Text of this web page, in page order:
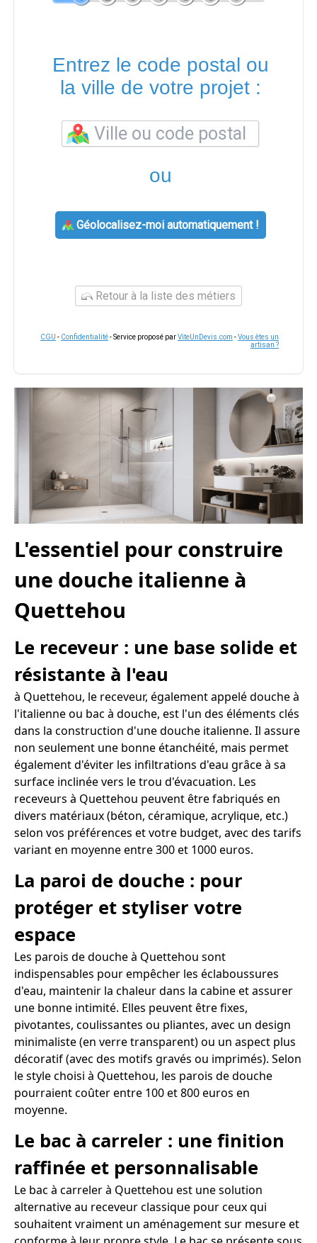
Entrez le code postal ou
la ville de votre projet :
ou
Géolocalisez-moi automatiquement !
Retour à la liste des métiers
CGU - Confidentialité- Service proposé parViteUnDevis.com -Vous êtes un
artisan ?
L'essentiel pour construire
une douche italienne à
Quettehou
Le receveur : une base solide et
résistante à l'eau
à Quettehou, le receveur, également appelé douche à
l'italienne ou bac à douche, est l'un des éléments clés
dans la construction d'une douche italienne. Il assure
non seulement une bonne étanchéité, mais permet
également d'éviter les infiltrations d'eau grâce à sa
surface inclinée vers le trou d'évacuation. Les
receveurs à Quettehou peuvent être fabriqués en
divers matériaux (béton, céramique, acrylique, etc.)
selon vos préférences et votre budget, avec des tarifs
variant en moyenne entre 300 et 1000 euros.
La paroi de douche : pour
protéger et styliser votre
espace
Les parois de douche à Quettehou sont
indispensables pour empêcher les éclaboussures
d'eau, maintenir la chaleur dans la cabine et assurer
une bonne intimité. Elles peuvent être fixes,
pivotantes, coulissantes ou pliantes, avec un design
minimaliste (en verre transparent) ou un aspect plus
décoratif (avec des motifs gravés ou imprimés). Selon
le style choisi à Quettehou, les parois de douche
pourraient coûter entre 100 et 800 euros en
moyenne.
Le bac à carreler : une finition
raffinée et personnalisable
Le bac à carreler à Quettehou est une solution
alternative au receveur classique pour ceux qui
souhaitent vraiment un aménagement sur mesure et